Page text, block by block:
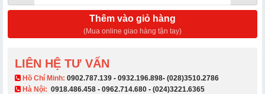
Thêm vào giỏ hàng
(Mua online giao hàng tận tay)
LIÊN HỆ TƯ VẤN
​ Hồ Chí Minh: 0902.787.139 - 0932.196.898- (028)3510.2786
Hà Nội: 0918.486.458 - 0962.714.680 - (024)3221.6365